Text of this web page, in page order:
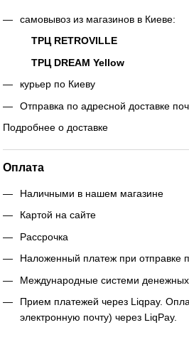
самовывоз из магазинов в Киеве:
ТРЦ RETROVILLE
ТРЦ DREAM Yellow
курьер по Киеву
Отправка по адресной доставке
Подробнее о доставке
Оплата
Наличными в нашем магазине
Картой на сайте
Рассрочка
Наложенный платеж при отправке
Международные системи
Прием платежей через Liqpay.
электронную почту) через LiqPay.